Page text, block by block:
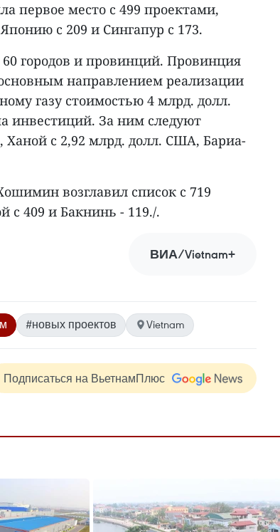
первое место с 499 проектами,
с 209 и Сингапур с 173.
городов и провинций. Провинция
направлением реализации
газу стоимостью 4 млрд. долл.
инвестиций. За ним следуют
с 2,92 млрд. долл. США, Бариа-
возглавил список с 719
с 409 и Бакнинь - 119./.
ВИА/Vietnam+
#новых проектов Vietnam
Подписаться на ВьетнамПлюс